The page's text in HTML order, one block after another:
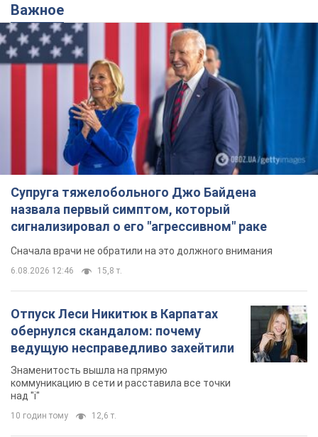
Важное
Супруга тяжелобольного Джо Байдена
назвала первый симптом, который
сигнализировал о его "агрессивном" раке
Сначала врачи не обратили на это должного внимания
6.08.2026 12:46 15,8 т.
Отпуск Леси Никитюк в Карпатах
обернулся скандалом: почему
ведущую несправедливо захейтили
Знаменитость вышла на прямую
коммуникацию в сети и расставила все точки
над "i"
10 годин тому 12,6 т.